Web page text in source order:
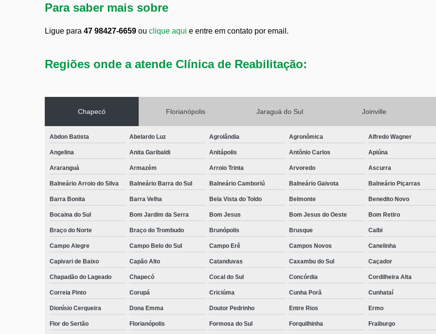
Para saber mais sobre
Ligue para 47 98427-6659 ou clique aqui e entre em contato por email.
Regiões onde a atende Clínica de Reabilitação:
Chapecó Florianópolis Jaraguá do Sul Joinville
Abdon Batista Abelardo Luz Agrolândia Agronômica Alfredo Wagner
Angelina Anita Garibaldi Anitápolis Antônio Carlos Apiúna
Araranguá Armazém Arroio Trinta Arvoredo Ascurra
Balneário Arroio do Silva Balneário Barra do Sul Balneário Camboriú Balneário Gaivota Balneário Piçarras
Barra Bonita Barra Velha Bela Vista do Toldo Belmonte Benedito Novo
Bocaina do Sul Bom Jardim da Serra Bom Jesus Bom Jesus do Oeste Bom Retiro
Braço do Norte Braço do Trombudo Brunópolis Brusque Caibi
Campo Alegre Campo Belo do Sul Campo Erê Campos Novos Canelinha
Capivari de Baixo Capão Alto Catanduvas Caxambu do Sul Caçador
Chapadão do Lageado Chapecó Cocal do Sul Concórdia Cordilheira Alta
Correia Pinto Corupá Criciúma Cunha Porã Cunhataí
Dionísio Cerqueira Dona Emma Doutor Pedrinho Entre Rios Ermo
Flor do Sertão Florianópolis Formosa do Sul Forquilhinha Fraiburgo